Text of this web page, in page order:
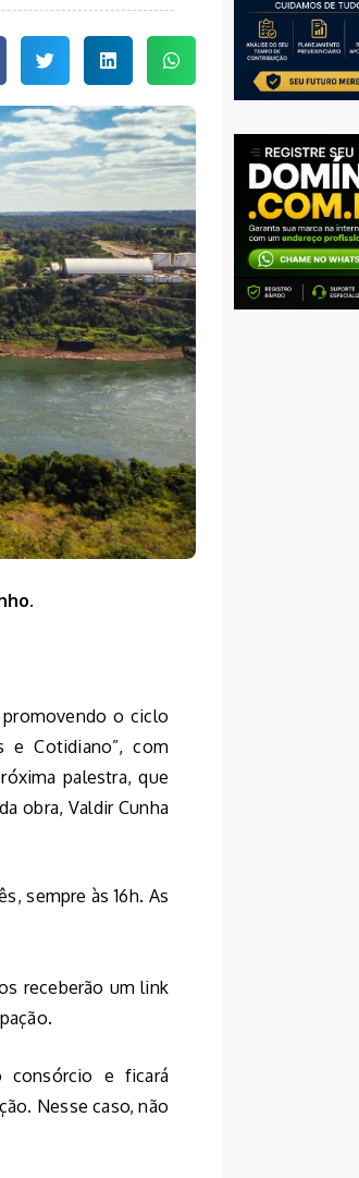
o ciclo
e Cotidiano”, com
palestra, que
obra, Valdir Cunha
sempre às 16h. As
receberão um link
consórcio e ficará
Nesse caso, não